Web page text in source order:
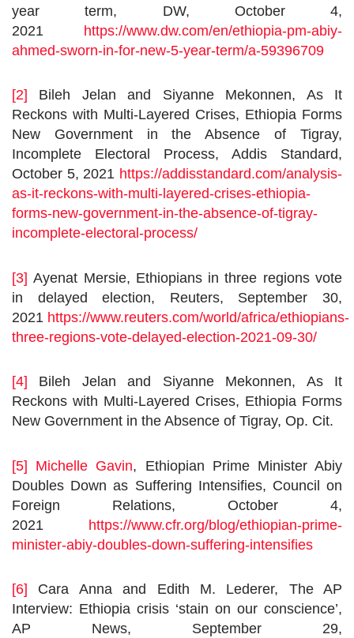
year term, DW, October 4,
2021 https://www.dw.com/en/ethiopia-pm-abiy-
ahmed-sworn-in-for-new-5-year-term/a-59396709
[2] Bileh Jelan and Siyanne Mekonnen, As It
Reckons with Multi-Layered Crises, Ethiopia Forms
New Government in the Absence of Tigray,
Incomplete Electoral Process, Addis Standard,
October 5, 2021 https://addisstandard.com/analysis-
as-it-reckons-with-multi-layered-crises-ethiopia-
forms-new-government-in-the-absence-of-tigray-
incomplete-electoral-process/
[3] Ayenat Mersie, Ethiopians in three regions vote
in delayed election, Reuters, September 30,
2021 https://www.reuters.com/world/africa/ethiopians-
three-regions-vote-delayed-election-2021-09-30/
[4] Bileh Jelan and Siyanne Mekonnen, As It
Reckons with Multi-Layered Crises, Ethiopia Forms
New Government in the Absence of Tigray, Op. Cit.
[5] Michelle Gavin, Ethiopian Prime Minister Abiy
Doubles Down as Suffering Intensifies, Council on
Foreign Relations, October 4,
2021 https://www.cfr.org/blog/ethiopian-prime-
minister-abiy-doubles-down-suffering-intensifies
[6] Cara Anna and Edith M. Lederer, The AP
Interview: Ethiopia crisis ‘stain on our conscience’,
AP News, September 29,